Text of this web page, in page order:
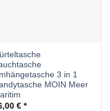
3 in 1
MOIN Meer
€